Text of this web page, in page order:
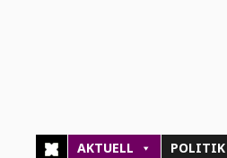
AKTUELL POLITIK